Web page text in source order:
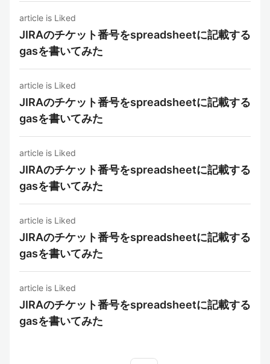
article is Liked
JIRAのチケット番号をspreadsheetに記載する
gasを書いてみた
article is Liked
JIRAのチケット番号をspreadsheetに記載する
gasを書いてみた
article is Liked
JIRAのチケット番号をspreadsheetに記載する
gasを書いてみた
article is Liked
JIRAのチケット番号をspreadsheetに記載する
gasを書いてみた
article is Liked
JIRAのチケット番号をspreadsheetに記載する
gasを書いてみた